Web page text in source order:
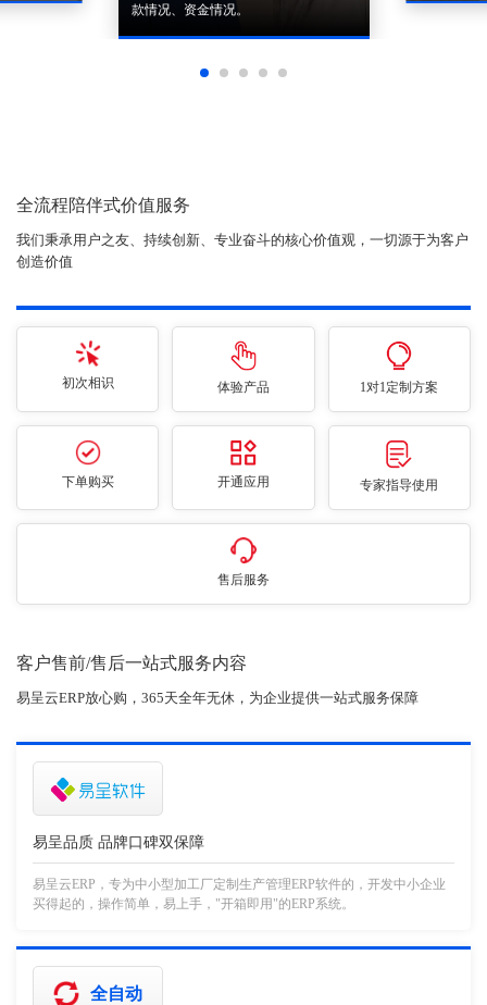
款情况、资金情况。
全流程陪伴式价值服务
我们秉承用户之友、持续创新、专业奋斗的核心价值观，一切源于为客户
创造价值
初次相识 体验产品 1对1定制方案
下单购买 开通应用 专家指导使用
售后服务
客户售前/售后一站式服务内容
易呈云ERP放心购，365天全年无休，为企业提供一站式服务保障
易呈品质 品牌口碑双保障
易呈云ERP，专为中小型加工厂定制生产管理ERP软件的，开发中小企业
买得起的，操作简单，易上手，"开箱即用"的ERP系统。
全自动